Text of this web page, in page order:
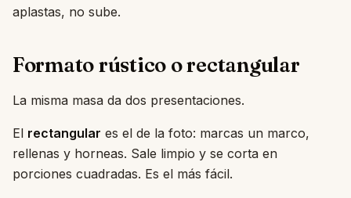
aplastas, no sube.
Formato rústico o rectangular
La misma masa da dos presentaciones.
El rectangular es el de la foto: marcas un marco,
rellenas y horneas. Sale limpio y se corta en
porciones cuadradas. Es el más fácil.